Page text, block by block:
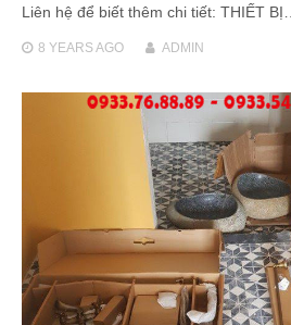
Liên hệ để biết thêm chi tiết: THIẾT BỊ…
8 YEARSAGO ADMIN